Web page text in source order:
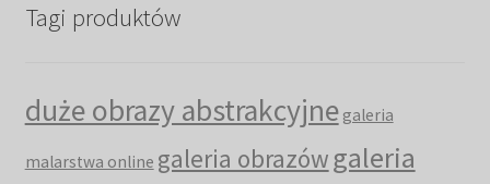
Tagi produktów
duże obrazy abstrakcyjne galeria
malarstwa online galeria obrazów galeria